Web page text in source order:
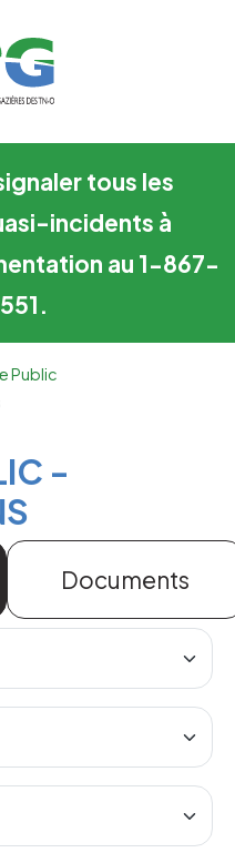
tous les
incidents à
au 1-867-
Public
-
Documents